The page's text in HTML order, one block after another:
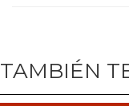
TAMBIÉN